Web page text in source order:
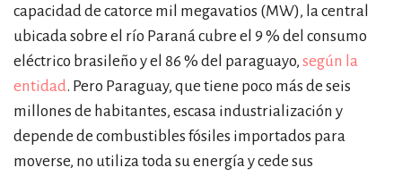
capacidad de catorce mil megavatios (MW), la central
ubicada sobre el río Paraná cubre el 9 % del consumo
eléctrico brasileño y el 86 % del paraguayo, según la
entidad . Pero Paraguay, que tiene poco más de seis
millones de habitantes, escasa industrialización y
depende de combustibles fósiles importados para
moverse, no utiliza toda su energía y cede sus